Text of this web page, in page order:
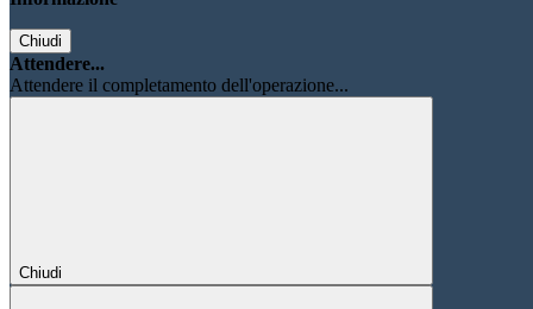
Chiudi
Attendere...
Attendere il completamento dell'operazione...
Chiudi